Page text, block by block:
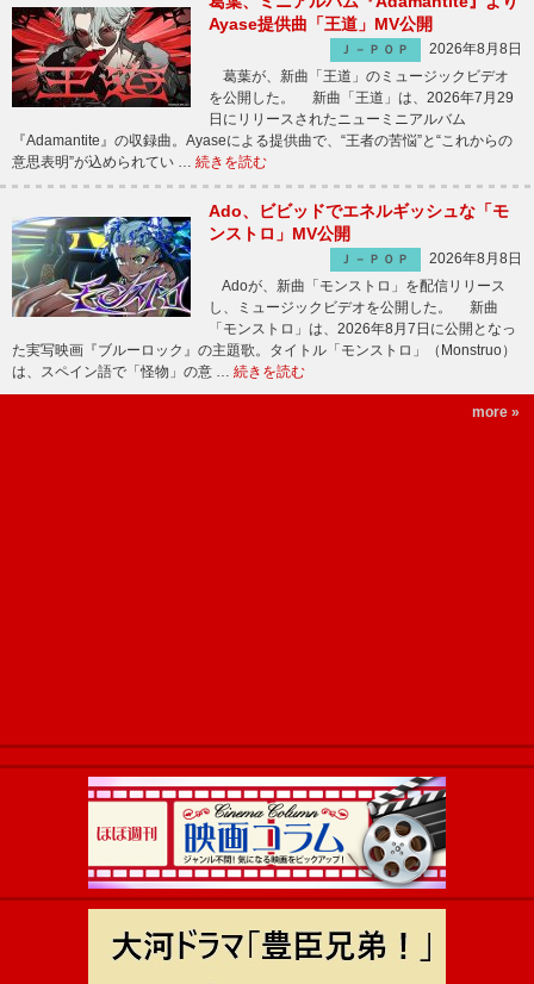
Ayase提供曲「王道」MV公開
Ｊ－ＰＯＰ
2026年8月8日
葛葉が、新曲「王道」のミュージックビデオ
を公開した。 新曲「王道」は、2026年7月29
日にリリースされたニューミニアルバム
『Adamantite』の収録曲。Ayaseによる提供曲で、“王者の苦悩”と“これからの
意思表明”が込められてい … 続きを読む
Ado、ビビッドでエネルギッシュな「モ
ンストロ」MV公開
Ｊ－ＰＯＰ
2026年8月8日
Adoが、新曲「モンストロ」を配信リリース
し、ミュージックビデオを公開した。 新曲
「モンストロ」は、2026年8月7日に公開となっ
た実写映画『ブルーロック』の主題歌。タイトル「モンストロ」（Monstruo）
は、スペイン語で「怪物」の意 … 続きを読む
more »